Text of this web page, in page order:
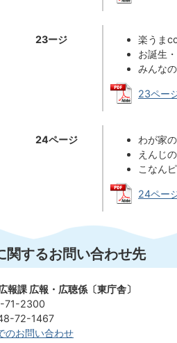
23ージ
楽うま
お誕生
みんな
23ペー
24ページ
わが家
えんじ
こなん
24ペー
関するお問い合わせ先
報課 広報・広聴係〔東庁舎〕
71-2300
72-1467
のお問い合わせ